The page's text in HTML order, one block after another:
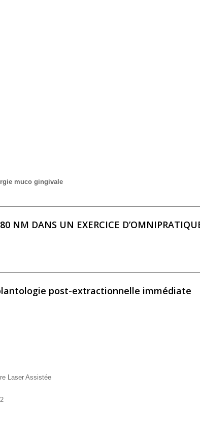
muco gingivale
NM DANS UN EXERCICE
post-extractionnelle immédiate
Laser Assistée